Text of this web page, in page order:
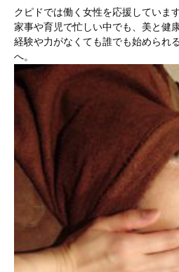
クピドでは働く女性を応援しています
家事や育児で忙しい中でも、美と健
経験や力がなくても誰でも始められ
へ。